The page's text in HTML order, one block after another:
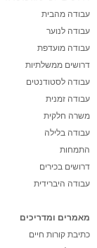
עבודה מהבית
עבודה לנוער
עבודה מועדפת
דרושים ממשלתיות
עבודה לסטודנטים
עבודה זמנית
משרה חלקית
עבודה בלילה
התמחות
דרושים בכירים
עבודה היברידית
מאמרים ומדריכים
כתיבת קורות חיים